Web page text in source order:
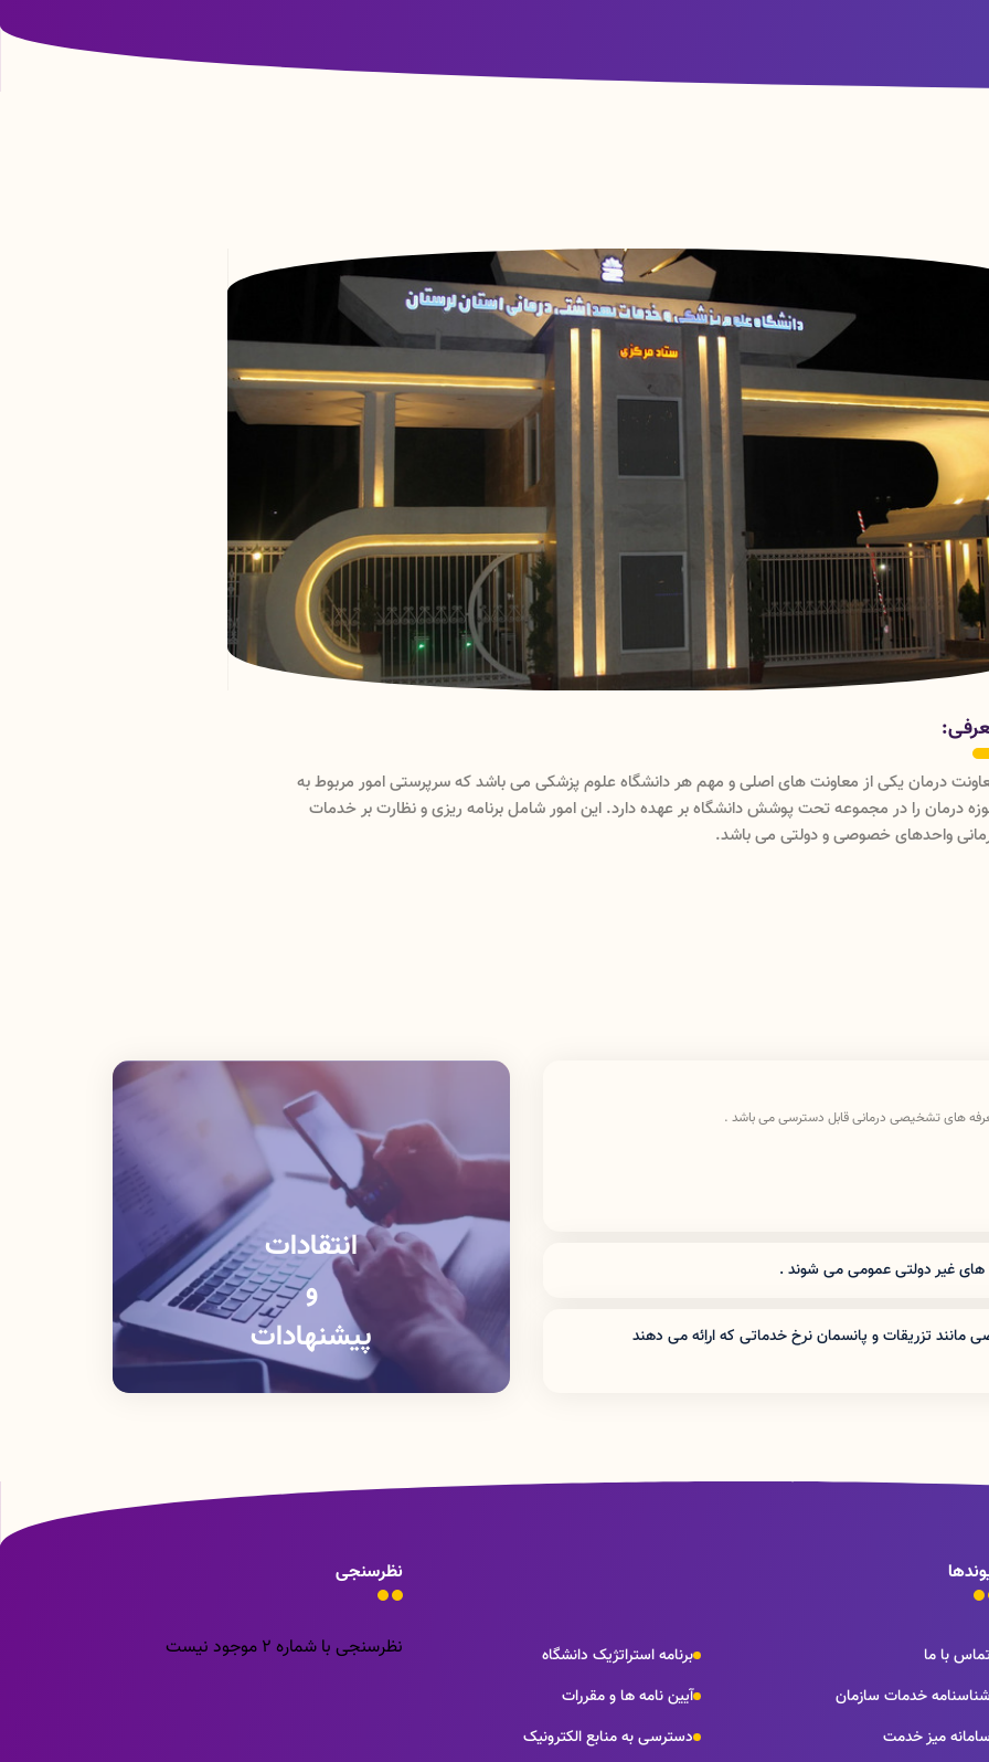
معاونت درمان
معاونت درمان دانشگاه علوم پزشکی لرستان دارای دو واحد مدیریتی (مدیریت نظارت و اعتبار بخشی ، مدیریت
و مراکز تشخیصی درمانی)ودارای سه اداره(پرستاری،امورآزمایشگاههاو تعرفه و استاندارد) می باشد که با
معاون درمان رسیدگی به امور درمان دانشگاه علوم پزشکی لرستان را انجام میدهد .
های تشخیصی درمانی قابل دسترسی می باشد .
های غیر دولتی عمومی می شوند .
تزریقات و پانسمان نرخ خدماتی که اراِئه می دهند
انتقادات
و
پیشنهادات
با ما
برنامه استراتژیک دانشگاه
خدمات سازمان
آیین نامه ها و مقررات
میز خدمت
دسترسی به منابع الکترونیک
نظرسنجی
نظرسنجی با شماره 2 موجود نیست